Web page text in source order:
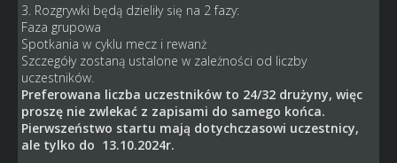
3. Rozgrywki będą dzieliły się na 2 fazy:
Faza grupowa
Spotkania w cyklu mecz i rewanż
Szczegóły zostaną ustalone w zależności od liczby
uczestników.
Preferowana liczba uczestników to 24/32 drużyny, więc
proszę nie zwlekać z zapisami do samego końca.
Pierwszeństwo startu mają dotychczasowi uczestnicy,
ale tylko do 13.10.2024r.